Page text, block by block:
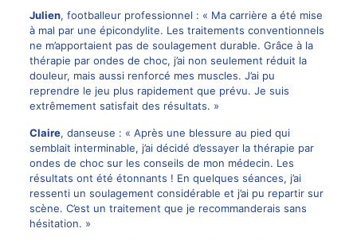
Julien, footballeur professionnel : « Ma carrière a été mise
à mal par une épicondylite. Les traitements conventionnels
ne m’apportaient pas de soulagement durable. Grâce à la
thérapie par ondes de choc, j’ai non seulement réduit la
douleur, mais aussi renforcé mes muscles. J’ai pu
reprendre le jeu plus rapidement que prévu. Je suis
extrêmement satisfait des résultats. »
Claire, danseuse : « Après une blessure au pied qui
semblait interminable, j’ai décidé d’essayer la thérapie par
ondes de choc sur les conseils de mon médecin. Les
résultats ont été étonnants ! En quelques séances, j’ai
ressenti un soulagement considérable et j’ai pu repartir sur
scène. C’est un traitement que je recommanderais sans
hésitation. »